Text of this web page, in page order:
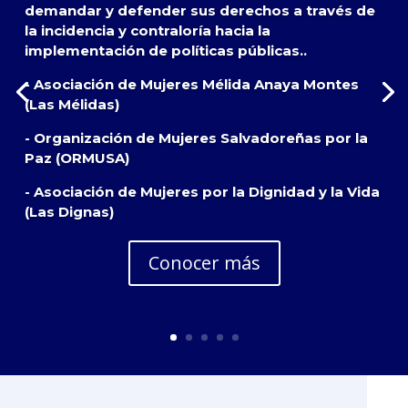
demandar y defender sus derechos a través de
la incidencia y contraloría hacia la
implementación de políticas públicas..
- Asociación de Mujeres Mélida Anaya Montes
(Las Mélidas)
- Organización de Mujeres Salvadoreñas por la
Paz (ORMUSA)
- Asociación de Mujeres por la Dignidad y la Vida
(Las Dignas)
Conocer más